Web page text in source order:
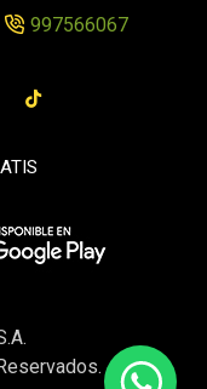
997566067